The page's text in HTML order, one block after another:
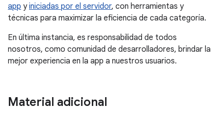
app yiniciadas por el servidor, con herramientas y
técnicas para maximizar la eficiencia de cada categoría.
En última instancia, es responsabilidad de todos
nosotros, como comunidad de desarrolladores, brindar la
mejor experiencia en la app a nuestros usuarios.
Material adicional